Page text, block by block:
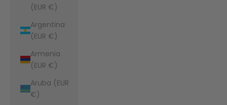
(EUR €)
Argentina
(EUR €)
Armenia
(EUR €)
Aruba (EUR
€)